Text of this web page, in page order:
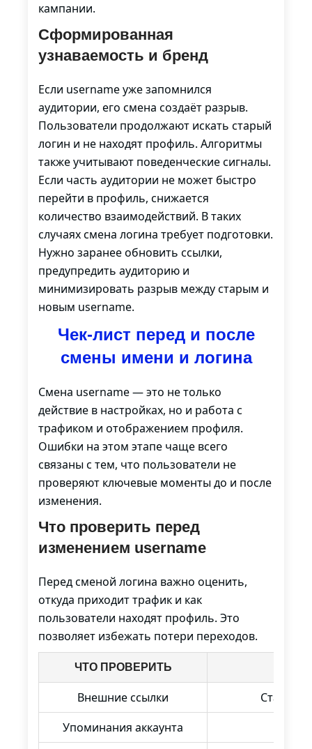
кампании.
Сформированная
узнаваемость и бренд
Если username уже запомнился
аудитории, его смена создаёт разрыв.
Пользователи продолжают искать старый
логин и не находят профиль. Алгоритмы
также учитывают поведенческие сигналы.
Если часть аудитории не может быстро
перейти в профиль, снижается
количество взаимодействий. В таких
случаях смена логина требует подготовки.
Нужно заранее обновить ссылки,
предупредить аудиторию и
минимизировать разрыв между старым и
новым username.
Чек-лист перед и после
смены имени и логина
Смена username — это не только
действие в настройках, но и работа с
трафиком и отображением профиля.
Ошибки на этом этапе чаще всего
связаны с тем, что пользователи не
проверяют ключевые моменты до и после
изменения.
Что проверить перед
изменением username
Перед сменой логина важно оценить,
откуда приходит трафик и как
пользователи находят профиль. Это
позволяет избежать потери переходов.
ЧТО ПРОВЕРИТЬ
Внешние ссылки
Старый
Упоминания аккаунта